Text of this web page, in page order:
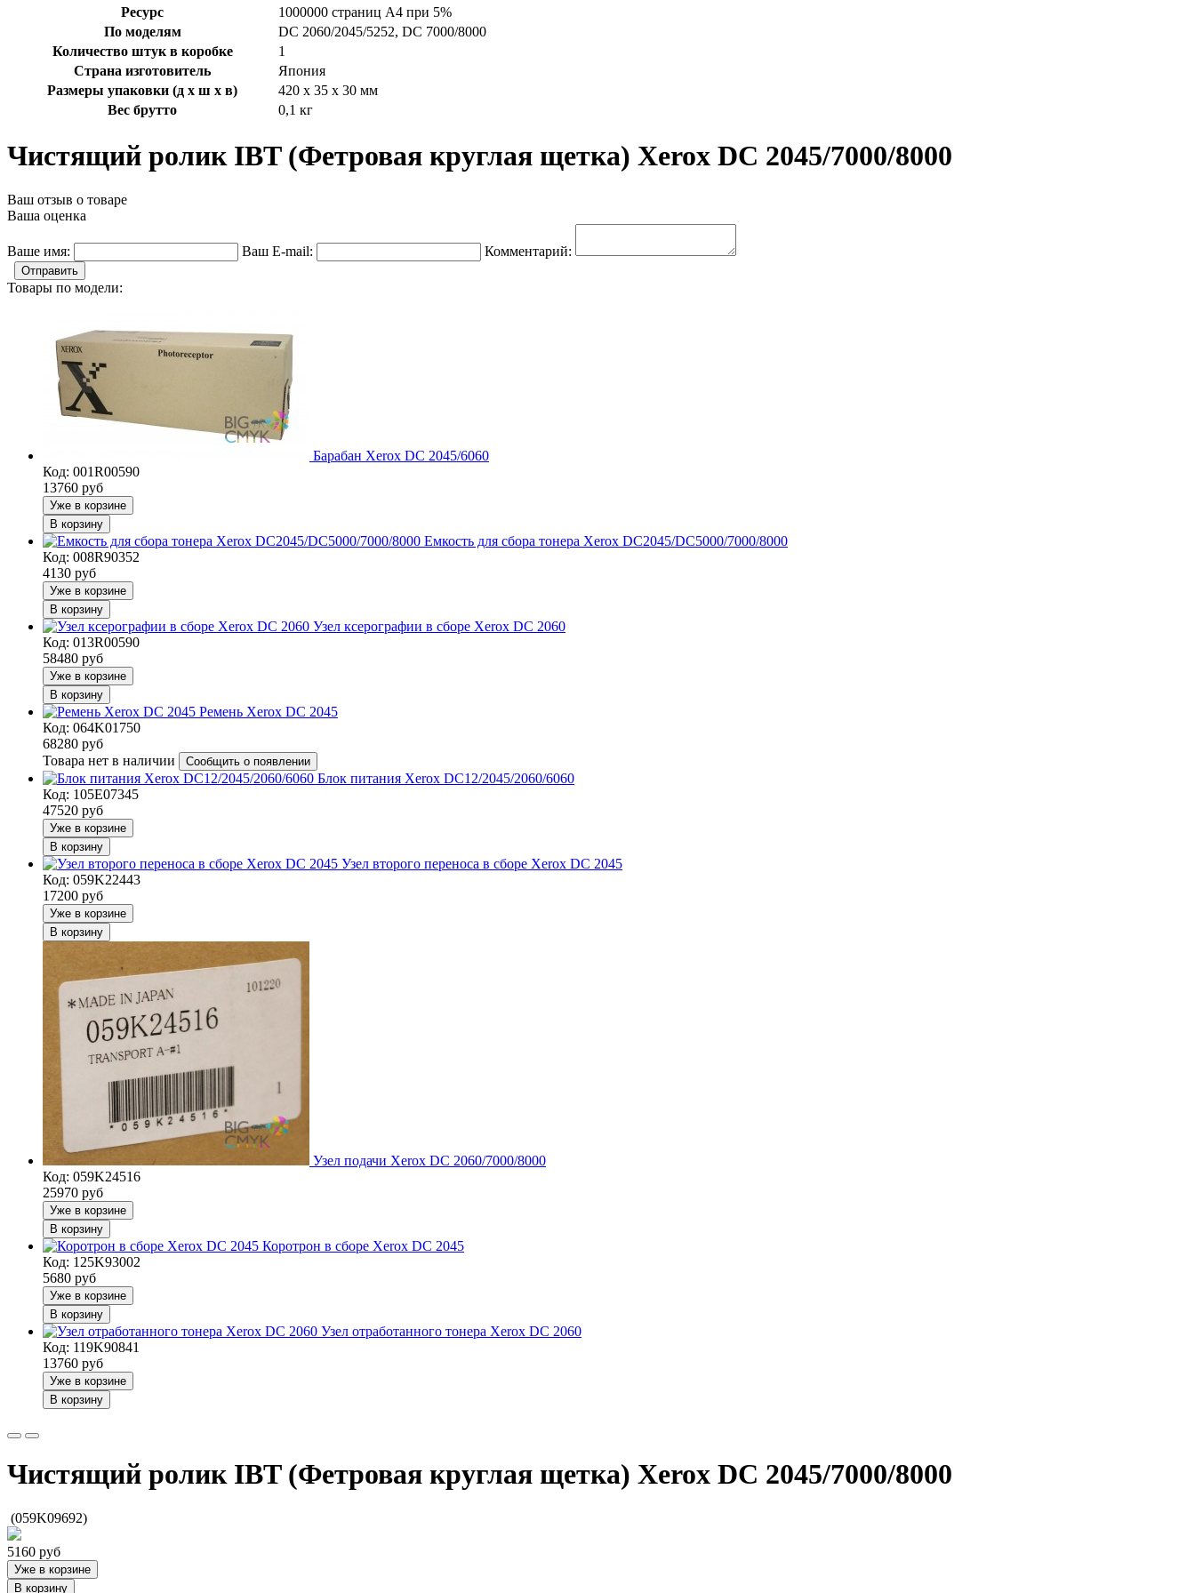
Ресурс
1000000 страниц А4 при 5%
По моделям
DC 2060/2045/5252, DC 7000/8000
Количество штук в коробке
1
Страна изготовитель
Япония
Размеры упаковки (д х ш х в)
420 x 35 x 30 мм
Вес брутто
0,1 кг
Чистящий ролик IBT (Фетровая круглая щетка) Xerox DC 2045/7000/8000
Ваш отзыв о товаре
Ваша оценка
Ваше имя: Ваш E-mail: Комментарий:
Отправить
Товары по модели:
Барабан Xerox DC 2045/6060
Код: 001R00590
13760 руб
Уже в корзине
В корзину
Емкость для сбора тонера Xerox DC2045/DC5000/7000/8000
Код: 008R90352
4130 руб
Уже в корзине
В корзину
Узел ксерографии в сборе Xerox DC 2060
Код: 013R00590
58480 руб
Уже в корзине
В корзину
Ремень Xerox DC 2045
Код: 064K01750
68280 руб
Товара нет в наличии
Сообщить о появлении
Блок питания Xerox DC12/2045/2060/6060
Код: 105E07345
47520 руб
Уже в корзине
В корзину
Узел второго переноса в сборе Xerox DC 2045
Код: 059K22443
17200 руб
Уже в корзине
В корзину
Узел подачи Xerox DC 2060/7000/8000
Код: 059K24516
25970 руб
Уже в корзине
В корзину
Коротрон в сборе Xerox DC 2045
Код: 125K93002
5680 руб
Уже в корзине
В корзину
Узел отработанного тонера Xerox DC 2060
Код: 119K90841
13760 руб
Уже в корзине
В корзину
Чистящий ролик IBT (Фетровая круглая щетка) Xerox DC 2045/7000/8000
(059K09692)
5160 руб
Уже в корзине
В корзину